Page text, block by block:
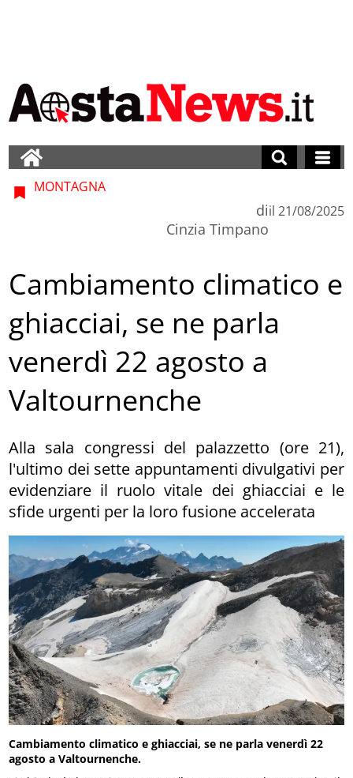
MONTAGNA
di
Cinzia Timpano
il 21/08/2025
Cambiamento climatico e
ghiacciai, se ne parla
venerdì 22 agosto a
Valtournenche
Alla sala congressi del palazzetto (ore 21),
l'ultimo dei sette appuntamenti divulgativi per
evidenziare il ruolo vitale dei ghiacciai e le
sfide urgenti per la loro fusione accelerata
Cambiamento climatico e ghiacciai, se ne parla venerdì 22
agosto a Valtournenche.